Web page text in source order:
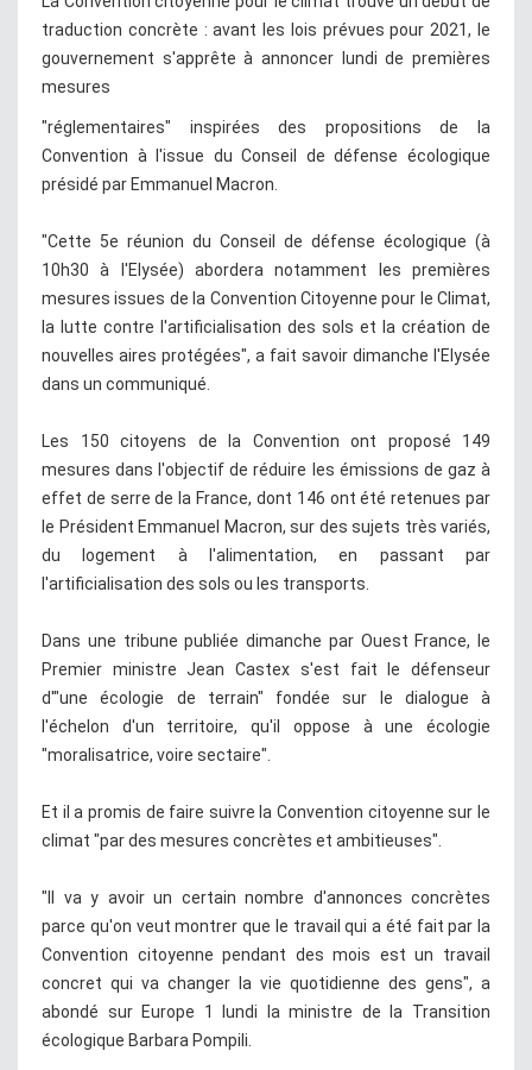
traduction concrète : avant les lois prévues pour 2021, le
gouvernement s'apprête à annoncer lundi de premières
mesures
"réglementaires" inspirées des propositions de la
Convention à l'issue du Conseil de défense écologique
présidé par Emmanuel Macron.
"Cette 5e réunion du Conseil de défense écologique (à
10h30 à l'Elysée) abordera notamment les premières
mesures issues de la Convention Citoyenne pour le Climat,
la lutte contre l'artificialisation des sols et la création de
nouvelles aires protégées", a fait savoir dimanche l'Elysée
dans un communiqué.
Les 150 citoyens de la Convention ont proposé 149
mesures dans l'objectif de réduire les émissions de gaz à
effet de serre de la France, dont 146 ont été retenues par
le Président Emmanuel Macron, sur des sujets très variés,
du logement à l'alimentation, en passant par
l'artificialisation des sols ou les transports.
Dans une tribune publiée dimanche par Ouest France, le
Premier ministre Jean Castex s'est fait le défenseur
d'"une écologie de terrain" fondée sur le dialogue à
l'échelon d'un territoire, qu'il oppose à une écologie
"moralisatrice, voire sectaire".
Et il a promis de faire suivre la Convention citoyenne sur le
climat "par des mesures concrètes et ambitieuses".
"Il va y avoir un certain nombre d'annonces concrètes
parce qu'on veut montrer que le travail qui a été fait par la
Convention citoyenne pendant des mois est un travail
concret qui va changer la vie quotidienne des gens", a
abondé sur Europe 1 lundi la ministre de la Transition
écologique Barbara Pompili.